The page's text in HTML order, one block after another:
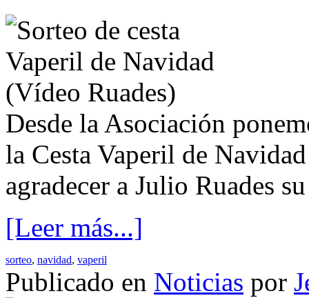
Desde la Asociación
la Cesta Vaperil de
agradecer a Julio Ruades
[Leer más...]
sorteo, navidad, vaperil
Publicado en Noticias por